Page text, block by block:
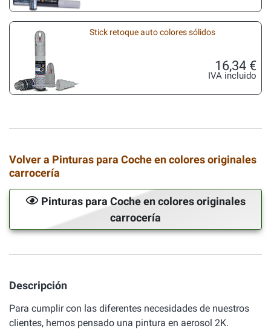
Stick retoque auto colores sólidos
16,34 €
IVA incluido
Volver a Pinturas para Coche en colores originales
carrocería
Pinturas para Coche en colores originales
carrocería
Descripción
Para cumplir con las diferentes necesidades de nuestros
clientes, hemos pensado una pintura en aerosol 2K.